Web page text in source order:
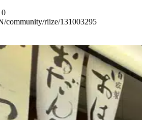
0
community/riize/131003295